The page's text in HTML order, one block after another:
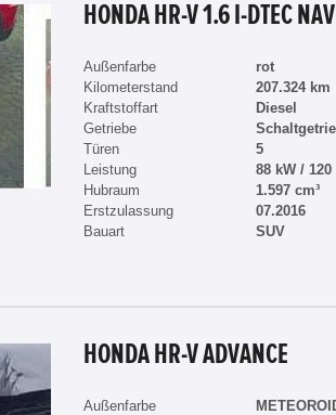
HONDA HR-V 1.6 I-DTEC
Außenfarbe
rot
Kilometerstand
207.324 km
Kraftstoffart
Diesel
Getriebe
Türen
5
Leistung
88 kW / 120
Hubraum
1.597 cm³
Erstzulassung
07.2016
Bauart
SUV
HONDA HR-V ADVANCE
Außenfarbe